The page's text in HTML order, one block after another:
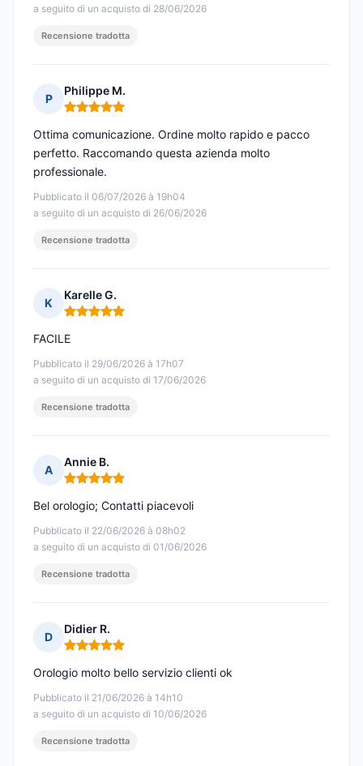
a seguito di un acquisto di 28/06/2026
Recensione tradotta
P
Philippe M.
Nota: 5 su 5
Pubblicato il 06/07/2026 à 19h04
a seguito di un acquisto di 26/06/2026
Ottima comunicazione. Ordine molto rapido e pacco
perfetto. Raccomando questa azienda molto
professionale.
Recensione tradotta
K
Karelle G.
Nota: 5 su 5
Pubblicato il 29/06/2026 à 17h07
a seguito di un acquisto di 17/06/2026
FACILE
Recensione tradotta
A
Annie B.
Nota: 5 su 5
Pubblicato il 22/06/2026 à 08h02
a seguito di un acquisto di 01/06/2026
Bel orologio; Contatti piacevoli
Recensione tradotta
D
Didier R.
Nota: 5 su 5
Pubblicato il 21/06/2026 à 14h10
a seguito di un acquisto di 10/06/2026
Orologio molto bello servizio clienti ok
Recensione tradotta